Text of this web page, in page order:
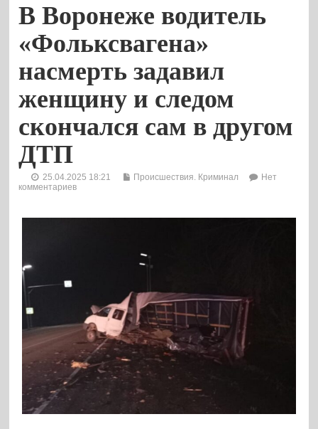
В Воронеже водитель
«Фольксвагена»
насмерть задавил
женщину и следом
скончался сам в другом
ДТП
25.04.2025 18:21 Происшествия. Криминал
Нет
комментариев